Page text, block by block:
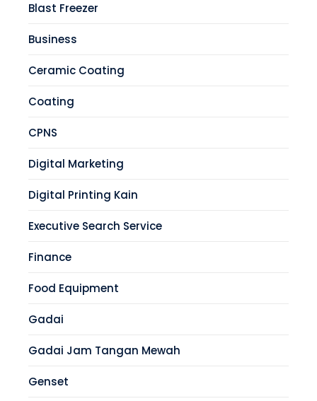
Blast Freezer
Business
Ceramic Coating
Coating
CPNS
Digital Marketing
Digital Printing Kain
Executive Search Service
Finance
Food Equipment
Gadai
Gadai Jam Tangan Mewah
Genset